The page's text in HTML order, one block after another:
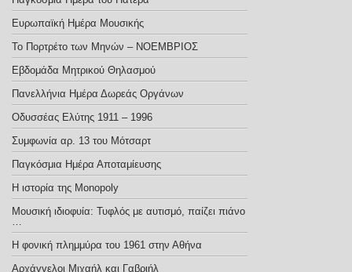
Ευρωπαϊκή Ημέρα Μουσικής
Το Πορτρέτο των Μηνών – ΝΟΕΜΒΡΙΟΣ
Εβδομάδα Μητρικού Θηλασμού
Πανελλήνια Ημέρα Δωρεάς Οργάνων
Οδυσσέας Ελύτης 1911 – 1996
Συμφωνία αρ. 13 του Μότσαρτ
Παγκόσμια Ημέρα Αποταμίευσης
Η ιστορία της Monopoly
Μουσική ιδιοφυία: Τυφλός με αυτισμό, παίζει πιάνο
…
Η φονική πλημμύρα του 1961 στην Αθήνα
Αρχάγγελοι Μιχαήλ και Γαβριήλ